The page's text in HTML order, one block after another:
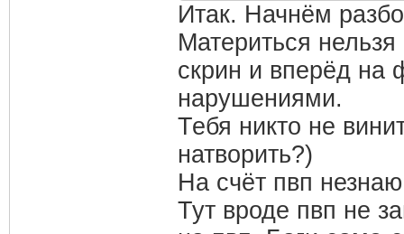
Итак. Начнём
Материться
скрин и вперёд на
нарушениями.
Тебя никто не
натворить?)
На счёт пвп
Тут вроде пвп не